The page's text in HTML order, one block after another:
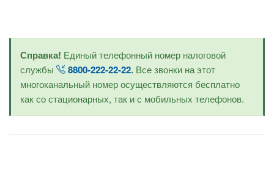
Справка! Единый телефонный номер налоговой
службы
8800-222-22-22. Все звонки на этот
многоканальный номер осуществляются бесплатно
как со стационарных, так и с мобильных телефонов.